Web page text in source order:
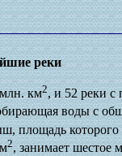
реки
км2, и 52 реки с
воды с
площадь которого
2, занимает шестое